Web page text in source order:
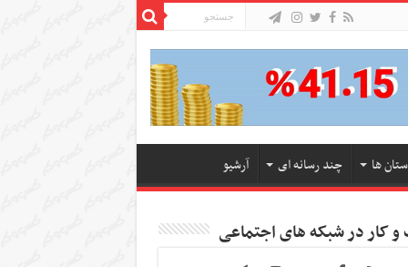
ها چند رسانه ای آرشیو
کار در شبکه های اجتماعی